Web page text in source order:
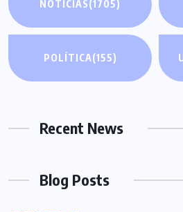
NOTÍCIAS(1705)
POLÍTICA(155)
Recent News
Blog Posts